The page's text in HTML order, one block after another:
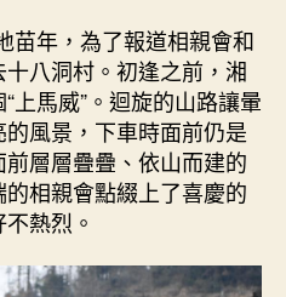
苗年，為了報道相親會和
八洞村。初逢之前，湘
上馬威”。迴旋的山路讓暈
風景，下車時面前仍是
層層疊疊、依山而建的
相親會點綴上了喜慶的
熱烈。